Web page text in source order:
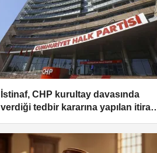
İstinaf, CHP kurultay davasında
verdiği tedbir kararına yapılan itirazı